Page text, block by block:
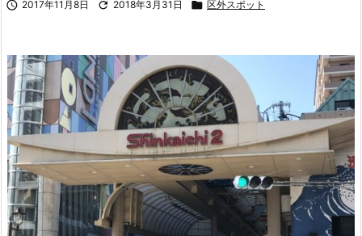
 2017年11月8日  2018年3月31日  区外スポット